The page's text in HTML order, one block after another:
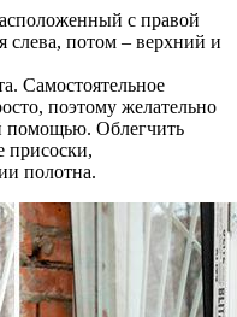
с правой
слева, потом – верхний и
Самостоятельное
поэтому желательно
помощью. Облегчить
присоски,
полотна.